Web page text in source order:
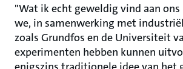
"Wat ik echt geweldig vind aan
we, in samenwerking met
zoals Grundfos en de Universiteit
experimenten hebben kunnen